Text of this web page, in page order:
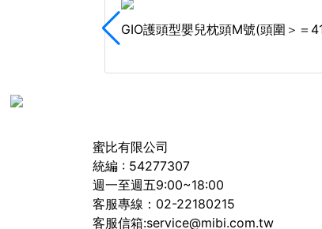
GIO護頭型嬰兒枕頭M號(頭圍＞＝
蜜比有限公司
統編 : 54277307
週一至週五9:00~18:00
客服專線：02-22180215
客服信箱:service@mibi.com.tw